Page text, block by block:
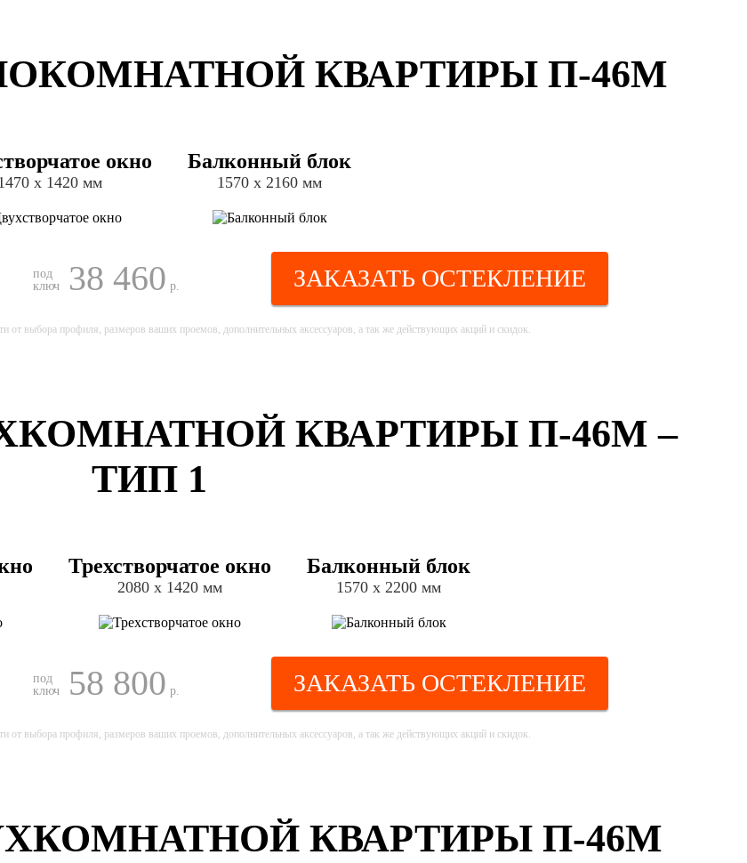
КВАРТИРЫ П-46М
окно
х 1420 мм
Балконный блок
1570 х 2160 мм
под
ключ
38 460 р. ЗАКАЗАТЬ ОСТЕКЛЕНИЕ
от выбора профиля, размеров ваших проемов, дополнительных аксессуаров, а так же действующих акций и скидок.
КВАРТИРЫ П-46М –
ТИП 1
Трехстворчатое окно
2080 х 1420 мм
Балконный блок
1570 х 2200 мм
под
ключ
58 800 р. ЗАКАЗАТЬ ОСТЕКЛЕНИЕ
от выбора профиля, размеров ваших проемов, дополнительных аксессуаров, а так же действующих акций и скидок.
КВАРТИРЫ П-46М